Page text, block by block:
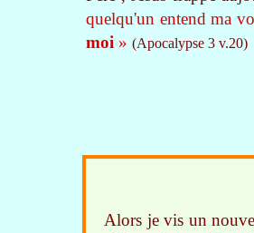
quelqu'un entend ma
moi » (Apocalypse 3 v.20)
Alors je vis un